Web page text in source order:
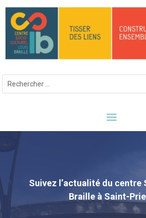
Suivez l’actualité du centre
Braille à Saint-